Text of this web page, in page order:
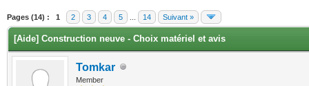
Pages (14) : 1 2 3 4 5 14 Suivant »
[Aide] Construction neuve - Choix matériel et avis
Tomkar
Member